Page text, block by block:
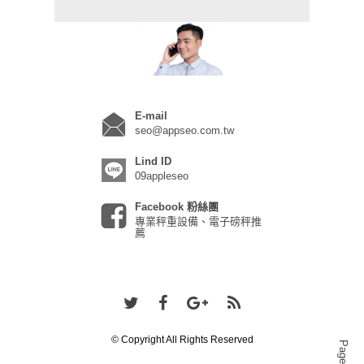
E-mail
seo@appseo.com.tw
Lind ID
09appleseo
Facebook 粉絲團
專業秤重設備、電子磅秤推
薦
© Copyright All Rights Reserved